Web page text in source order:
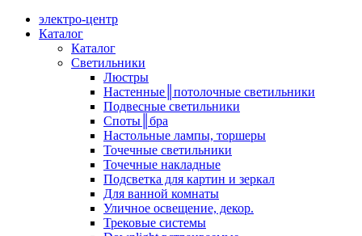
электро-центр
Каталог
Каталог
Светильники
Люстры
Настенные║потолочные светильники
Подвесные светильники
Споты║бра
Настольные лампы, торшеры
Точечные светильники
Точечные накладные
Подсветка для картин и зеркал
Для ванной комнаты
Уличное освещение, декор.
Трековые системы